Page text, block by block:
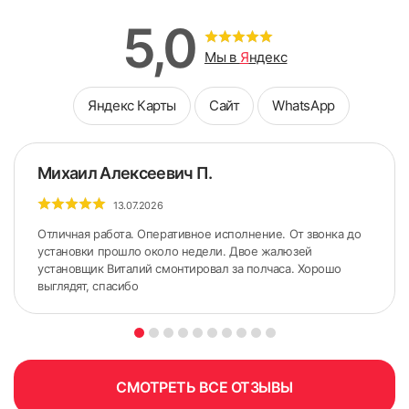
5. По сделанным ранее меткам приложить карниз.
Желательно использовать строительный уровень для
точного горизонтального расположения карниза.
5,0 Мы в Яндекс
Яндекс Карты Сайт WhatsApp
Михаил Алексеевич П.
13.07.2026
Отличная работа. Оперативное исполнение. От звонка до
установки прошло около недели. Двое жалюзей
установщик Виталий смонтировал за полчаса. Хорошо
выглядят, спасибо
СМОТРЕТЬ ВСЕ ОТЗЫВЫ